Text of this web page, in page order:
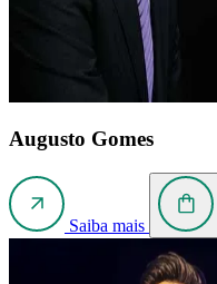
Augusto Gomes
Saiba mais